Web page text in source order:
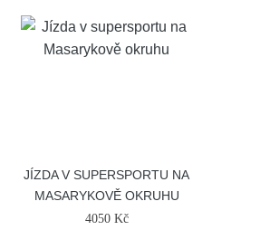
JÍZDA V SUPERSPORTU NA
MASARYKOVĚ OKRUHU
4050 Kč